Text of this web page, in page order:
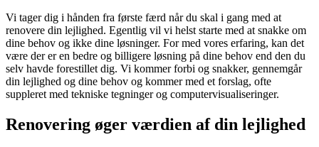
Vi tager dig i hånden fra første færd når du skal i gang med at
renovere din lejlighed. Egentlig vil vi helst starte med at snakke om
dine behov og ikke dine løsninger. For med vores erfaring, kan det
være der er en bedre og billigere løsning på dine behov end den du
selv havde forestillet dig. Vi kommer forbi og snakker, gennemgår
din lejlighed og dine behov og kommer med et forslag, ofte
suppleret med tekniske tegninger og computervisualiseringer.
Renovering øger værdien af din lejlighed